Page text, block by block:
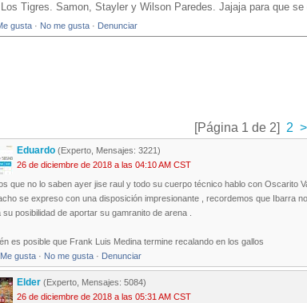
Los Tigres. Samon, Stayler y Wilson Paredes. Jajaja para que
gusta · No me gusta · Denunciar
[Página 1 de 2] 2 >
Eduardo (Experto, Mensajes: 3221)
26 de diciembre de 2018 a las 04:10 AM CST
que no lo saben ayer jise raul y todo su cuerpo técnico hablo con Oscarito
se expreso con una disposición impresionante , recordemos que Ibarra
su posibilidad de aportar su gamranito de arena .
es posible que Frank Luis Medina termine recalando en los gallos
Me gusta · No me gusta · Denunciar
Elder (Experto, Mensajes: 5084)
26 de diciembre de 2018 a las 05:31 AM CST